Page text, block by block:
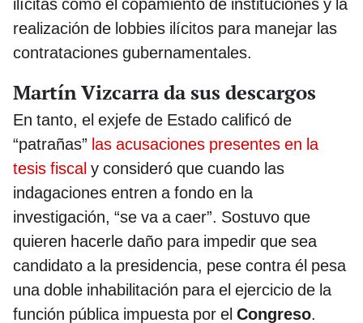
ilícitas como el copamiento de instituciones y la
realización de lobbies ilícitos para manejar las
contrataciones gubernamentales.
Martín Vizcarra da sus descargos
En tanto, el exjefe de Estado calificó de
“patrañas” las acusaciones presentes en la
tesis fiscal y consideró que cuando las
indagaciones entren a fondo en la
investigación, “se va a caer”. Sostuvo que
quieren hacerle daño para impedir que sea
candidato a la presidencia, pese contra él pesa
una doble inhabilitación para el ejercicio de la
función pública impuesta por el Congreso.